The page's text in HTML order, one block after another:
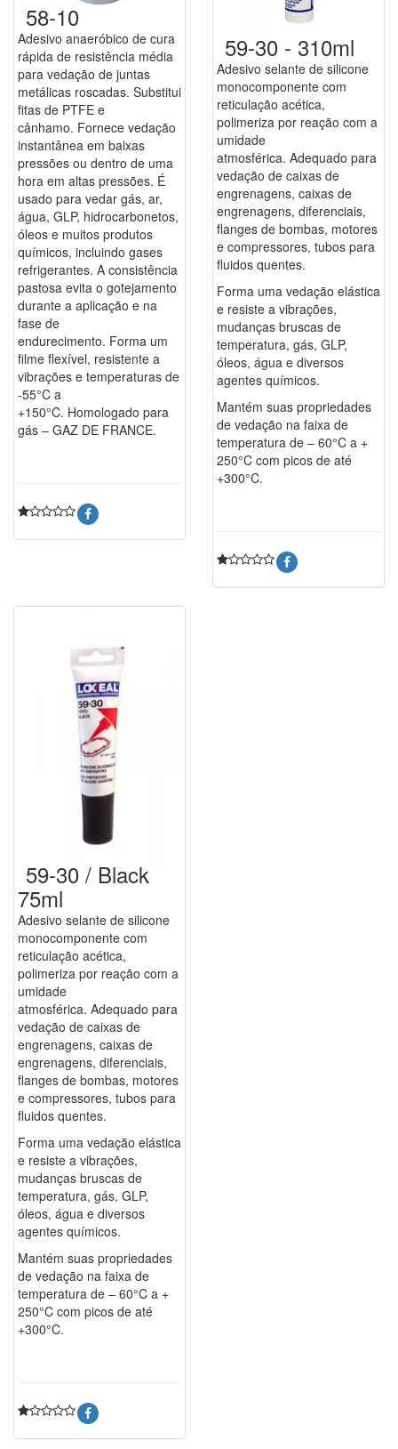
58-10
Adesivo anaeróbico de cura
rápida de resistência média
para vedação de juntas
metálicas roscadas. Substitui
fitas de PTFE e
cânhamo. Fornece vedação
instantânea em baixas
pressões ou dentro de uma
hora em altas pressões. É
usado para vedar gás, ar,
água, GLP, hidrocarbonetos,
óleos e muitos produtos
químicos, incluindo gases
refrigerantes. A consistência
pastosa evita o gotejamento
durante a aplicação e na
fase de
endurecimento. Forma um
filme flexível, resistente a
vibrações e temperaturas de
-55°C a
+150°C. Homologado para
gás – GAZ DE FRANCE.
59-30 - 310ml
Adesivo selante de silicone
monocomponente com
reticulação acética,
polimeriza por reação com a
umidade
atmosférica. Adequado para
vedação de caixas de
engrenagens, caixas de
engrenagens, diferenciais,
flanges de bombas, motores
e compressores, tubos para
fluidos quentes.
Forma uma vedação elástica
e resiste a vibrações,
mudanças bruscas de
temperatura, gás, GLP,
óleos, água e diversos
agentes químicos.
Mantém suas propriedades
de vedação na faixa de
temperatura de – 60°C a +
250°C com picos de até
+300°C.
59-30 / Black
75ml
Adesivo selante de silicone
monocomponente com
reticulação acética,
polimeriza por reação com a
umidade
atmosférica. Adequado para
vedação de caixas de
engrenagens, caixas de
engrenagens, diferenciais,
flanges de bombas, motores
e compressores, tubos para
fluidos quentes.
Forma uma vedação elástica
e resiste a vibrações,
mudanças bruscas de
temperatura, gás, GLP,
óleos, água e diversos
agentes químicos.
Mantém suas propriedades
de vedação na faixa de
temperatura de – 60°C a +
250°C com picos de até
+300°C.